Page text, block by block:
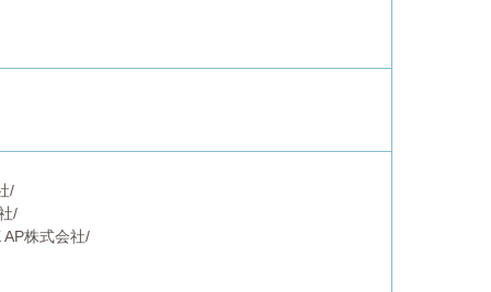
/
/
株式会社/